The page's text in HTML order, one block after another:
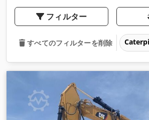
フィルター
すべてのフィルターを削除